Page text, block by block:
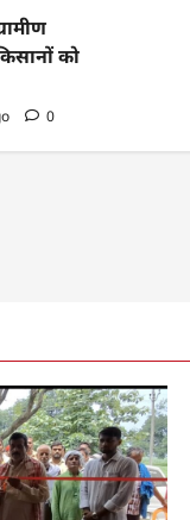
को
0